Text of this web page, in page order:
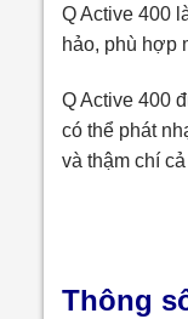
Q Active 400
hảo, phù hợp
Q Active 400
có thể phát
và thậm chí
Thông